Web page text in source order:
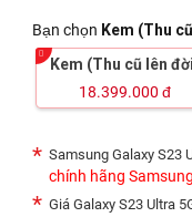
Bạn chọn Kem (Thu
Kem (Thu cũ lên
18.399.000 đ
Samsung Galaxy S23
chính hãng Samsung
Giá Galaxy S23 Ultra